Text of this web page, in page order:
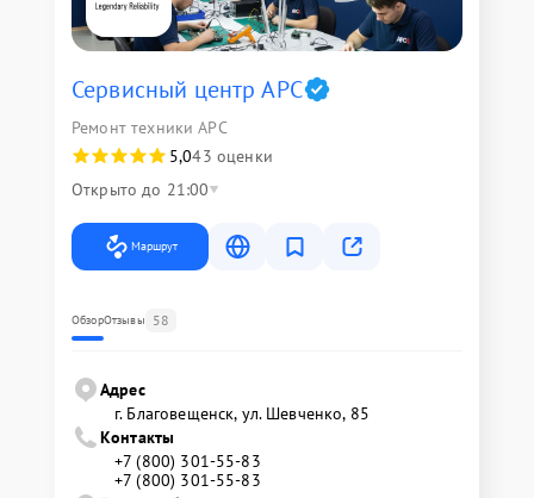
Сервисный центр APC
Ремонт техники APC
5,043 оценки
Открыто до 21:00
Маршрут
ОбзорОтзывы 58
Адрес
г. Благовещенск, ул. Шевченко, 85
Контакты
+7 (800) 301-55-83
+7 (800) 301-55-83